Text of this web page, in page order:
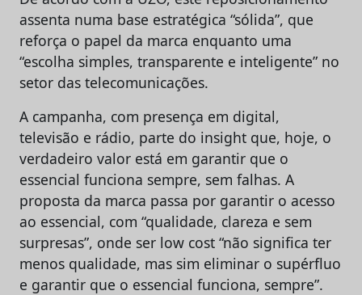
assenta numa base estratégica “sólida”, que
reforça o papel da marca enquanto uma
“escolha simples, transparente e inteligente” no
setor das telecomunicações.
A campanha, com presença em digital,
televisão e rádio, parte do insight que, hoje, o
verdadeiro valor está em garantir que o
essencial funciona sempre, sem falhas. A
proposta da marca passa por garantir o acesso
ao essencial, com “qualidade, clareza e sem
surpresas”, onde ser low cost “não significa ter
menos qualidade, mas sim eliminar o supérfluo
e garantir que o essencial funciona, sempre”.